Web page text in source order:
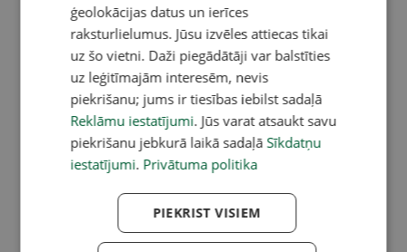
ģeolokācijas datus un ierīces
raksturlielumus. Jūsu izvēles attiecas tikai
uz šo vietni. Daži piegādātāji var balstīties
uz leģitīmajām interesēm, nevis
piekrišanu; jums ir tiesības iebilst sadaļā
Reklāmu iestatījumi. Jūs varat atsaukt savu
piekrišanu jebkurā laikā sadaļā Sīkdatņu
iestatījumi. Privātuma politika
PIEKRIST VISIEM